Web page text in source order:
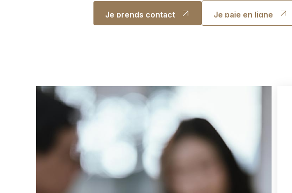
Je prends contact
Je prends contact
Je paie en ligne
Je paie en ligne